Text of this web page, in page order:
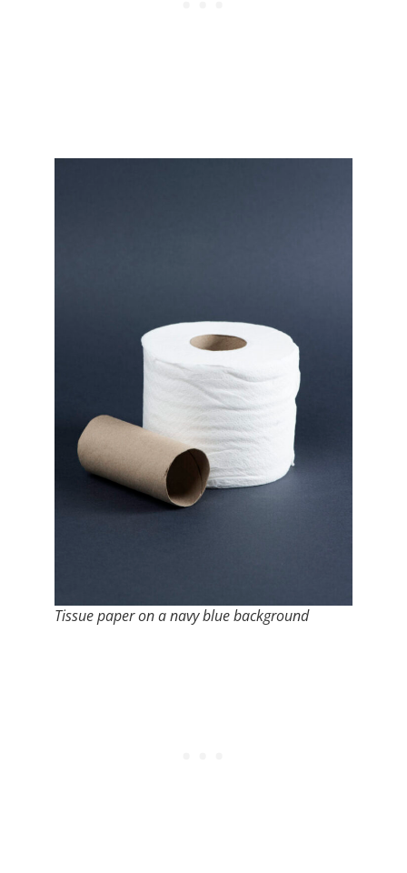
Tissue paper on a navy blue background